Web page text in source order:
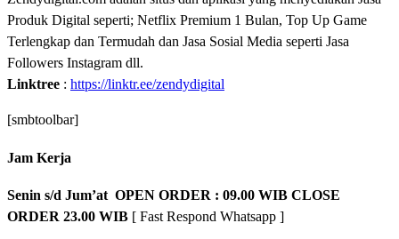
Produk Digital seperti; Netflix Premium 1 Bulan, Top Up Game
Terlengkap dan Termudah dan Jasa Sosial Media seperti Jasa
Followers Instagram dll.
Linktree : https://linktr.ee/zendydigital
[smbtoolbar]
Jam Kerja
Senin s/d Jum’at OPEN ORDER : 09.00 WIB CLOSE
ORDER 23.00 WIB [ Fast Respond Whatsapp ]